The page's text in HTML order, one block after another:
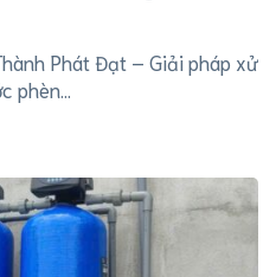
Phát Đạt – Giải pháp xử
phèn...